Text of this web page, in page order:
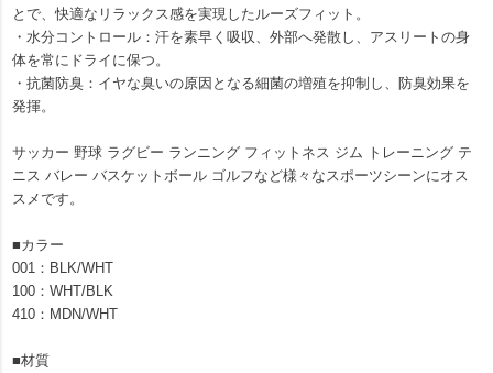
とで、快適なリラックス感を実現したルーズフィット。
・水分コントロール：汗を素早く吸収、外部へ発散し、アスリートの身
体を常にドライに保つ。
・抗菌防臭：イヤな臭いの原因となる細菌の増殖を抑制し、防臭効果を
発揮。
サッカー 野球 ラグビー ランニング フィットネス ジム トレーニング テ
ニス バレー バスケットボール ゴルフなど様々なスポーツシーンにオス
スメです。
■カラー
001：BLK/WHT
100：WHT/BLK
410：MDN/WHT
■材質